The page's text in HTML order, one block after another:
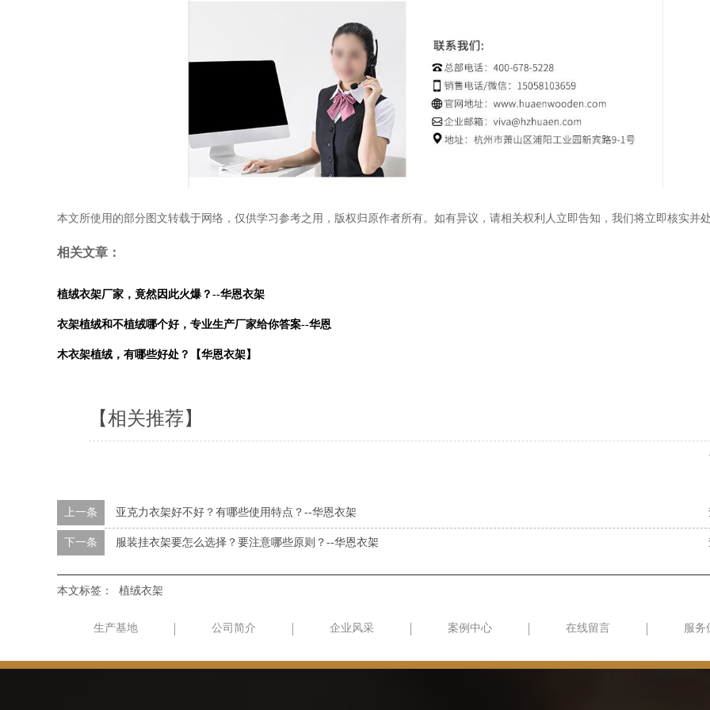
本文所使用的部分图文转载于网络，仅供学习参考之用，版权归原作者所有。如有异议，请相关权利人立即告知，我们将立即核实并
相关文章：
植绒衣架厂家，竟然因此火爆？--华恩衣架
衣架植绒和不植绒哪个好，专业生产厂家给你答案--华恩
木衣架植绒，有哪些好处？【华恩衣架】
【相关推荐】
上一条 亚克力衣架好不好？有哪些使用特点？--华恩衣架
下一条 服装挂衣架要怎么选择？要注意哪些原则？--华恩衣架
本文标签： 植绒衣架
生产基地 公司简介 企业风采 案例中心 在线留言 服务